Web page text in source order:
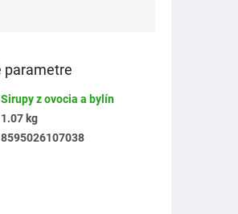
parametre
Sirupy z ovocia a bylín
1.07 kg
8595026107038